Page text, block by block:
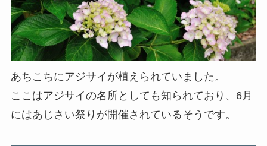
あちこちにアジサイが植えられていました。
ここはアジサイの名所としても知られており、6月
にはあじさい祭りが開催されているそうです。